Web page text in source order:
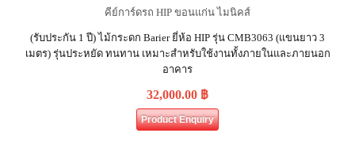
(รับประกัน 1 ปี) ไม้กระดก Barier ยี่ห้อ HIP รุ่น CMB3063 (แขนยาว 3
เมตร) รุ่นประหยัด ทนทาน เหมาะสำหรับใช้งานทั้งภายในและภายนอก
อาคาร
32,000.00 ฿
Product Enquiry